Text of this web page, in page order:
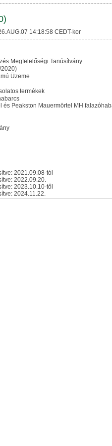
14:18:58 CEDT-kor
Megfelelőségi Tanúsítvány
Üzeme
termékek
és Peakston Mauermörtel MH
2021.09.08-tól
2022.09.20.
2023.10.10-től
2024.11.22.